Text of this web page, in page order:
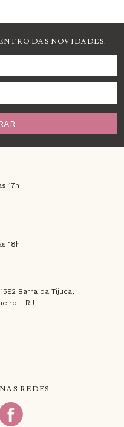
DAS NOVIDADES.
17h
18h
Barra da Tijuca,
- RJ
REDES